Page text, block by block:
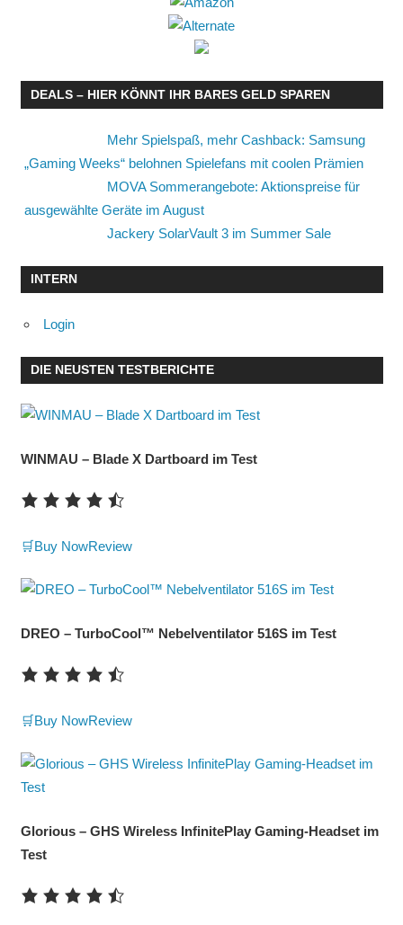
DEALS – HIER KÖNNT IHR BARES GELD SPAREN
Mehr Spielspaß, mehr Cashback: Samsung
„Gaming Weeks“ belohnen Spielefans mit coolen Prämien
MOVA Sommerangebote: Aktionspreise für
ausgewählte Geräte im August
Jackery SolarVault 3 im Summer Sale
INTERN
Login
DIE NEUSTEN TESTBERICHTE
WINMAU – Blade X Dartboard im Test
🛒Buy NowReview
DREO – TurboCool™ Nebelventilator 516S im Test
🛒Buy NowReview
Glorious – GHS Wireless InfinitePlay Gaming-Headset im
Test